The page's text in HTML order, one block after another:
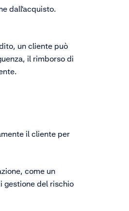
dall'acquisto.
un cliente può
il rimborso di
il cliente per
come un
gestione del rischio